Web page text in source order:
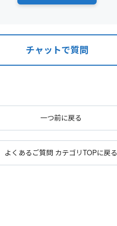
チャットで質問
一つ前に戻る
よくあるご質問 カテゴリTOPに戻る